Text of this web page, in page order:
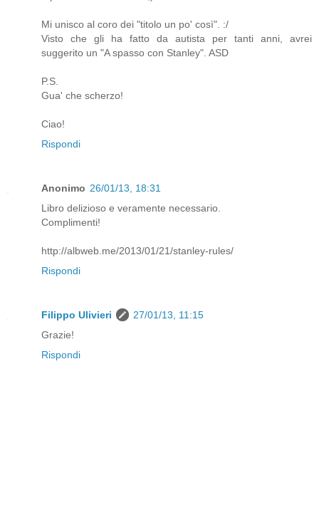
Mi unisco al coro dei "titolo un po' così". :/
Visto che gli ha fatto da autista per tanti anni, avrei
suggerito un "A spasso con Stanley". ASD
P.S.
Gua' che scherzo!
Ciao!
Rispondi
Anonimo 26/01/13, 18:31
Libro delizioso e veramente necessario.
Complimenti!
http://albweb.me/2013/01/21/stanley-rules/
Rispondi
Filippo Ulivieri
27/01/13, 11:15
Grazie!
Rispondi